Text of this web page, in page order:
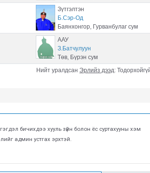
Зүтгэлтэн
Б.Сэр-Од
Баянхонгор, Гурванбулаг сум
ААУ
З.Батчулуун
Төв, Бүрэн сум
Нийт уралдсан Эрлийз дээд:
бичихдээ хууль зүйн болон ёс суртахууны хэм
админ устгах эрхтэй.